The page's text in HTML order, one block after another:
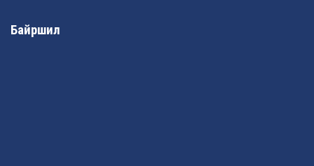
Байршил